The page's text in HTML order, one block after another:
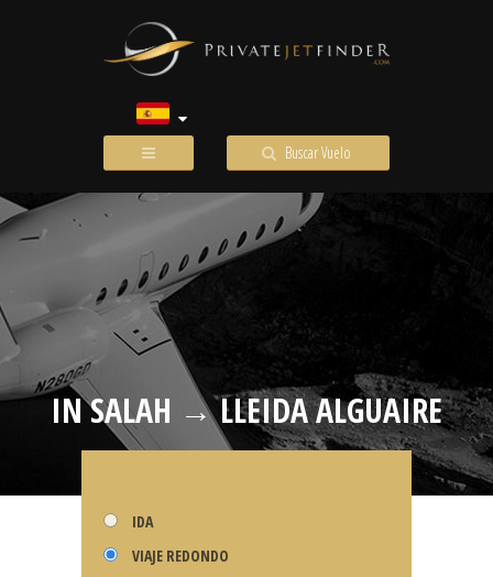
Buscar Vuelo
IN SALAH → LLEIDA ALGUAIRE
IDA
VIAJE REDONDO